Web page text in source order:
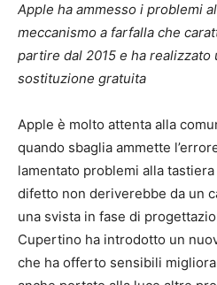
Apple ha ammesso i problemi
meccanismo a farfalla che
partire dal 2015 e ha realizzato
sostituzione gratuita
Apple è molto attenta alla
quando sbaglia ammette
lamentato problemi alla
difetto non deriverebbe da un
una svista in fase di
Cupertino ha introdotto un
che ha offerto sensibili